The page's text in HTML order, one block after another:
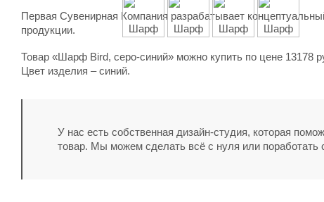
Первая Сувенирная Компания разрабатывает
продукции.
Товар «Шарф Bird, серо-синий» можно купить по цене 13178
Цвет изделия – синий.
У нас есть собственная дизайн-студия, которая
товар. Мы можем сделать всё с нуля или поработать